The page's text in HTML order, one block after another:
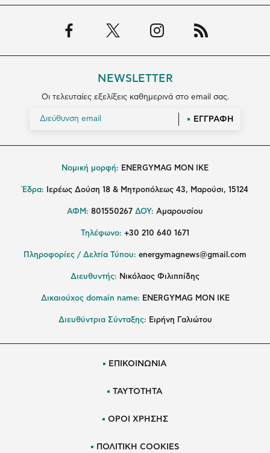
NEWSLETTER
Οι τελευταίες εξελίξεις καθημερινά στο email σας.
ΕΓΓΡΑΦΗ
Νομική μορφή: ENERGYMAG MON IKE
Έδρα: Ιερέως Δούση 18 & Μητροπόλεως 43, Μαρούσι, 15124
ΑΦΜ: 801550267 ΔΟΥ: Αμαρουσίου
Τηλέφωνο: +30 210 640 1671
Πληροφορίες / Δελτία Τύπου: energymagnews@gmail.com
Διευθυντής: Νικόλαος Φιλιππίδης
Δικαιούχος domain name: ENERGYMAG ΜΟΝ ΙΚΕ
Διευθύντρια Σύνταξης: Ειρήνη Γαλιώτου
ΕΠΙΚΟΙΝΩΝΙΑ
ΤΑΥΤΟΤΗΤΑ
ΟΡΟΙ ΧΡΗΣΗΣ
ΠΟΛΙΤΙΚΗ COOKIES